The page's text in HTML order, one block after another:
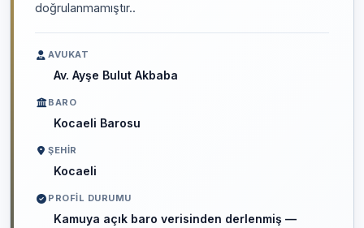
doğrulanmamıştır..
AVUKAT
Av. Ayşe Bulut Akbaba
BARO
Kocaeli Barosu
ŞEHIR
Kocaeli
PROFIL DURUMU
Kamuya açık baro verisinden derlenmiş —